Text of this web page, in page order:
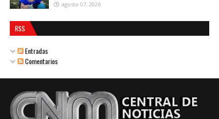
agosto 07, 2026
RSS
Entradas
Comentarios